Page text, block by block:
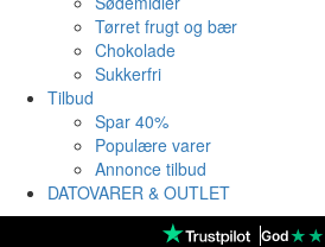
Tørret frugt og bær
Chokolade
Sukkerfri
Tilbud
Spar 40%
Populære varer
Annonce tilbud
DATOVARER & OUTLET
God★★